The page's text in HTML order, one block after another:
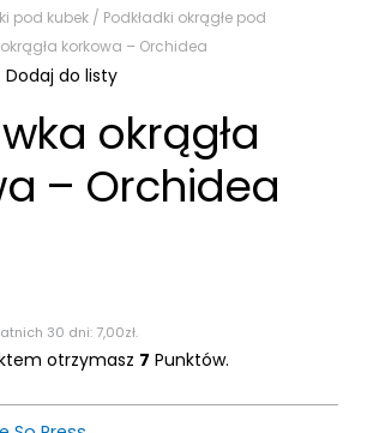
pod kubek / Podkładki okrągłe pod
korkowa – Orchidea
Dodaj do listy
okrągła
– Orchidea
30 dni: 7,00zł.
otrzymasz 7 Punktów.